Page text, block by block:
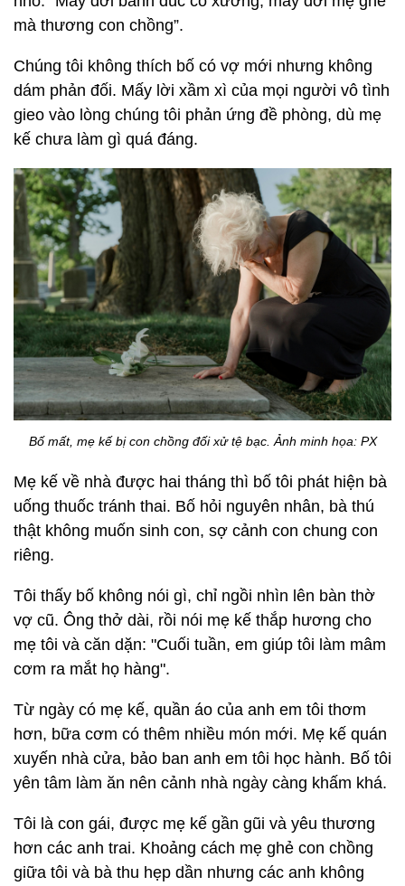
mà thương con chồng”.
Chúng tôi không thích bố có vợ mới nhưng không
dám phản đối. Mấy lời xầm xì của mọi người vô tình
gieo vào lòng chúng tôi phản ứng đề phòng, dù mẹ
kế chưa làm gì quá đáng.
Bố mất, mẹ kế bị con chồng đối xử tệ bạc. Ảnh minh họa: PX
Mẹ kế về nhà được hai tháng thì bố tôi phát hiện bà
uống thuốc tránh thai. Bố hỏi nguyên nhân, bà thú
thật không muốn sinh con, sợ cảnh con chung con
riêng.
Tôi thấy bố không nói gì, chỉ ngồi nhìn lên bàn thờ
vợ cũ. Ông thở dài, rồi nói mẹ kế thắp hương cho
mẹ tôi và căn dặn: "Cuối tuần, em giúp tôi làm mâm
cơm ra mắt họ hàng".
Từ ngày có mẹ kế, quần áo của anh em tôi thơm
hơn, bữa cơm có thêm nhiều món mới. Mẹ kế quán
xuyến nhà cửa, bảo ban anh em tôi học hành. Bố tôi
yên tâm làm ăn nên cảnh nhà ngày càng khấm khá.
Tôi là con gái, được mẹ kế gần gũi và yêu thương
hơn các anh trai. Khoảng cách mẹ ghẻ con chồng
giữa tôi và bà thu hẹp dần nhưng các anh không